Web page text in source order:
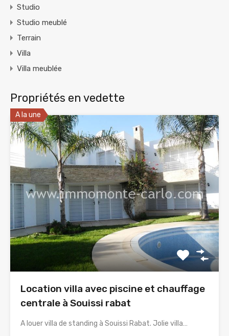
Studio
Studio meublé
Terrain
Villa
Villa meublée
Propriétés en vedette
A la une
Location villa avec piscine et chauffage
centrale à Souissi rabat
A louer villa de standing à Souissi Rabat. Jolie villa…